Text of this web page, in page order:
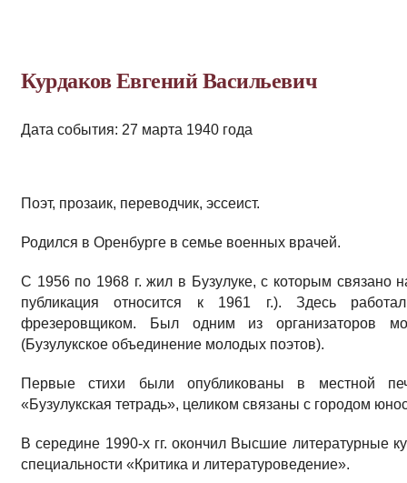
Курдаков Евгений Васильевич
Дата события: 27 марта 1940 года
Поэт, прозаик, переводчик, эссеист.
Родился в Оренбурге в семье военных врачей.
С 1956 по 1968 г. жил в Бузулуке, с которым связано
публикация относится к 1961 г.). Здесь
фрезеровщиком. Был одним из организаторов
(Бузулукское объединение молодых поэтов).
Первые стихи были опубликованы в местной
«Бузулукская тетрадь», целиком связаны с городом
В середине 1990-х гг. окончил Высшие литературные
специальности «Критика и литературоведение».